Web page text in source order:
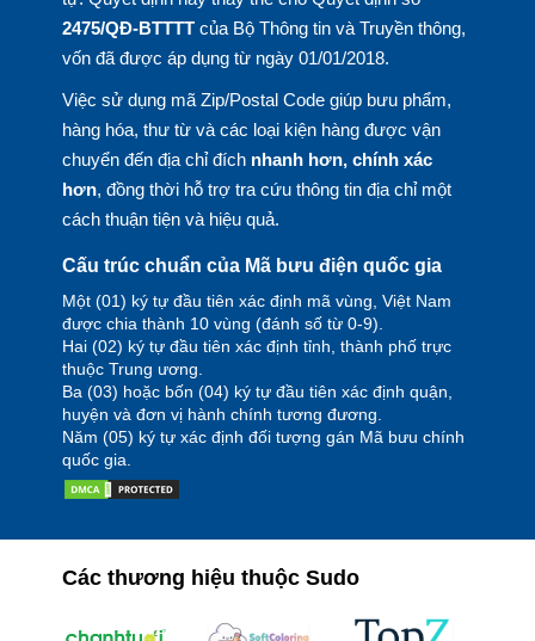
2475/QĐ-BTTTTcủa Bộ Thông tin và Truyền thông,
vốn đã được áp dụng từ ngày 01/01/2018.
Việc sử dụng mã Zip/Postal Code giúp bưu phẩm,
hàng hóa, thư từ và các loại kiện hàng được vận
chuyển đến địa chỉ đích nhanh hơn, chính xác
hơn, đồng thời hỗ trợ tra cứu thông tin địa chỉ một
cách thuận tiện và hiệu quả.
Cấu trúc chuẩn của Mã bưu điện quốc gia
Một (01) ký tự đầu tiên xác định mã vùng, Việt Nam
được chia thành 10 vùng (đánh số từ 0-9).
Hai (02) ký tự đầu tiên xác định tỉnh, thành phố trực
thuộc Trung ương.
Ba (03) hoặc bốn (04) ký tự đầu tiên xác định quận,
huyện và đơn vị hành chính tương đương.
Năm (05) ký tự xác định đối tượng gán Mã bưu chính
quốc gia.
Các thương hiệu thuộc Sudo